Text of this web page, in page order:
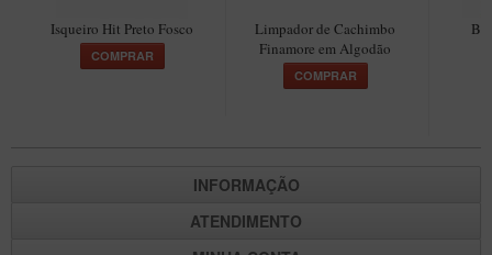
Limpadores para Cachimbo
Suportes
Isqueiro Hit Preto Fosco
COMPRAR
Limpador de Cachimbo
Finamore em Algodão
COMPRAR
INFORMAÇÃO
ATENDIMENTO